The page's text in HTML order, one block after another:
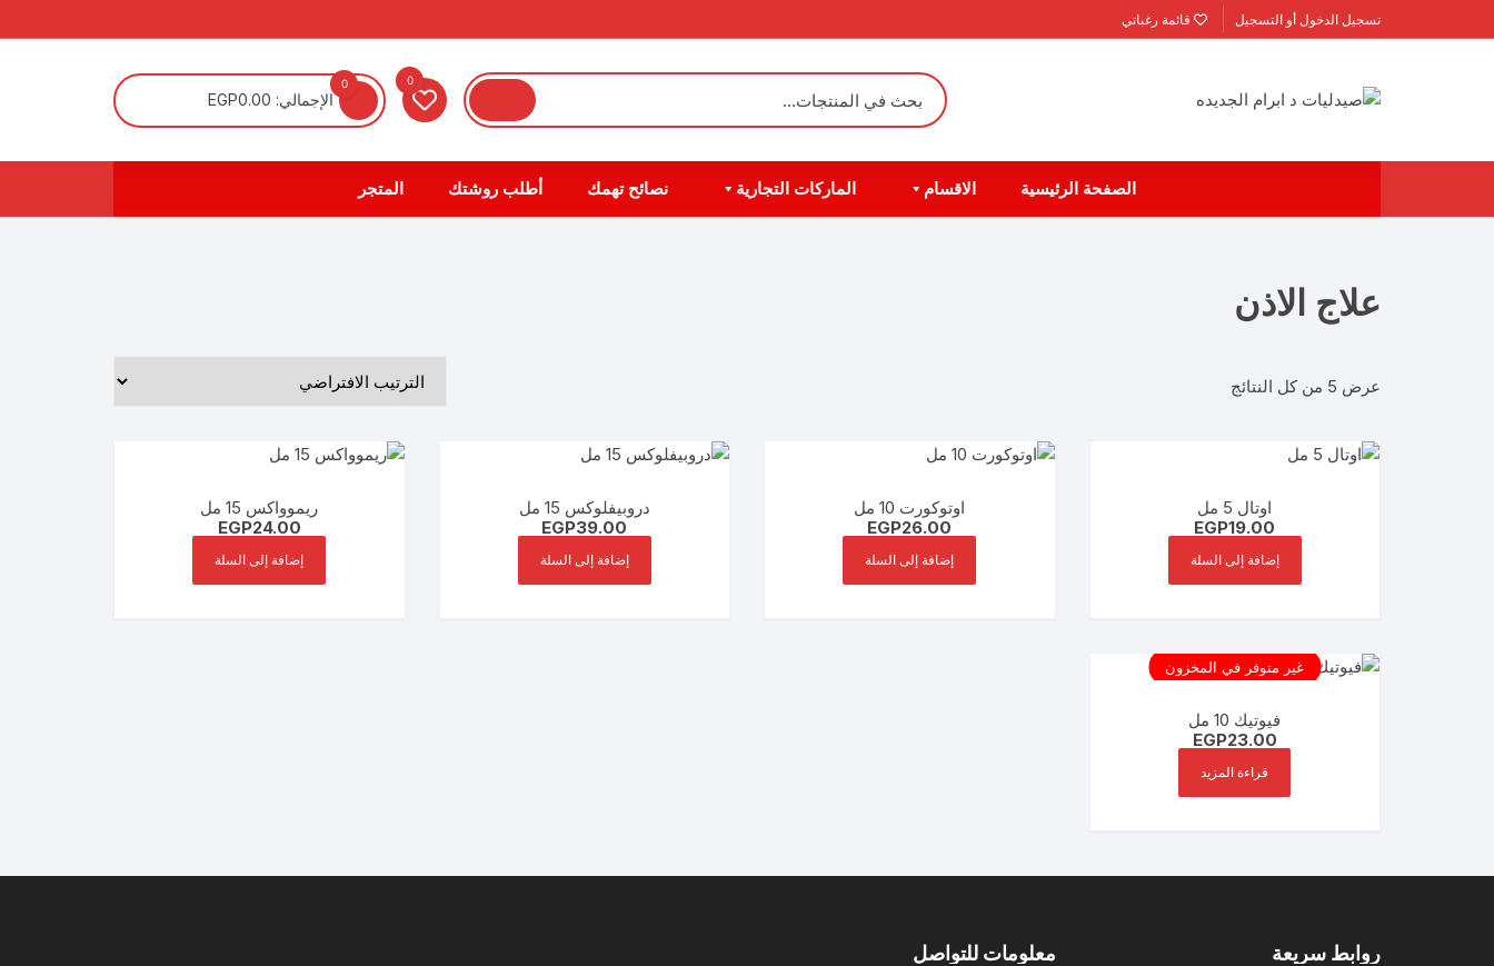
إلى
تسجيل الدخول أو التسجيل قائمة رغباتي
0
0
الإجمالي: EGP0.00
الصفحة الرئيسية الاقسام الماركات التجارية نصائح تهمك أطلب روشتك المتجر
علاج الاذن
عرض ⁦5⁩ من كل النتائج
اوتال 5 مل
EGP19.00
إضافة إلى السلة
اوتوكورت 10 مل
EGP26.00
إضافة إلى السلة
دروبيفلوكس 15 مل
EGP39.00
إضافة إلى السلة
ريموواكس 15 مل
EGP24.00
إضافة إلى السلة
غير متوفر في المخزون
فيوتيك 10 مل
EGP23.00
قراءة المزيد
روابط سريعة معلومات للتواصل